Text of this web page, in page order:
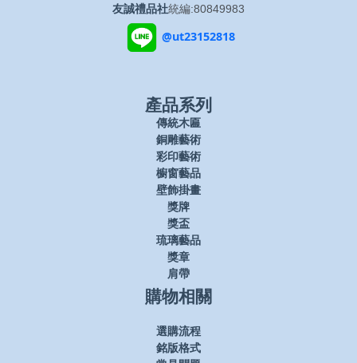
友誠禮品社統編:80849983
@ut23152818
產品系列
傳統木匾
銅雕藝術
彩印藝術
櫥窗藝品
壁飾掛畫
獎牌
獎盃
琉璃藝品
獎章
肩帶
購物相關
選購流程
銘版格式